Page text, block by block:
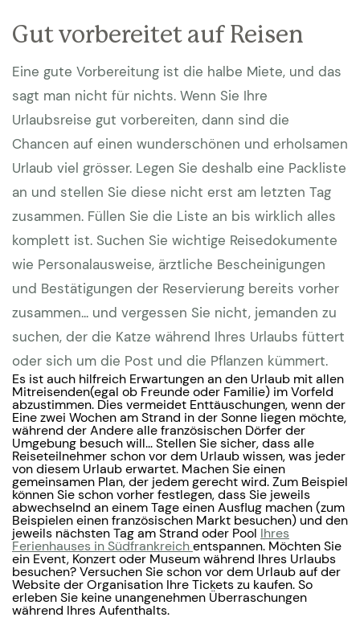
Gut vorbereitet auf Reisen
Eine gute Vorbereitung ist die halbe Miete, und das
sagt man nicht für nichts. Wenn Sie Ihre
Urlaubsreise gut vorbereiten, dann sind die
Chancen auf einen wunderschönen und erholsamen
Urlaub viel grösser. Legen Sie deshalb eine Packliste
an und stellen Sie diese nicht erst am letzten Tag
zusammen. Füllen Sie die Liste an bis wirklich alles
komplett ist. Suchen Sie wichtige Reisedokumente
wie Personalausweise, ärztliche Bescheinigungen
und Bestätigungen der Reservierung bereits vorher
zusammen... und vergessen Sie nicht, jemanden zu
suchen, der die Katze während Ihres Urlaubs füttert
oder sich um die Post und die Pflanzen kümmert.
Es ist auch hilfreich Erwartungen an den Urlaub mit allen
Mitreisenden(egal ob Freunde oder Familie) im Vorfeld
abzustimmen. Dies vermeidet Enttäuschungen, wenn der
Eine zwei Wochen am Strand in der Sonne liegen möchte,
während der Andere alle französischen Dörfer der
Umgebung besuch will... Stellen Sie sicher, dass alle
Reiseteilnehmer schon vor dem Urlaub wissen, was jeder
von diesem Urlaub erwartet. Machen Sie einen
gemeinsamen Plan, der jedem gerecht wird. Zum Beispiel
können Sie schon vorher festlegen, dass Sie jeweils
abwechselnd an einem Tage einen Ausflug machen (zum
Beispielen einen französischen Markt besuchen) und den
jeweils nächsten Tag am Strand oder Pool Ihres
Ferienhauses in Südfrankreichentspannen. Möchten Sie
ein Event, Konzert oder Museum während Ihres Urlaubs
besuchen? Versuchen Sie schon vor dem Urlaub auf der
Website der Organisation Ihre Tickets zu kaufen. So
erleben Sie keine unangenehmen Überraschungen
während Ihres Aufenthalts.